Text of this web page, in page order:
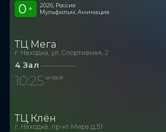
0 +
2026, Россия
Мульфильм, Анимация
ТЦ Мега
г. Находка, ул. Спортивная, 2
4 Зал
10:25 от 100 ₽
ТЦ Клён
г. Находка, пр-кт Мира д.51